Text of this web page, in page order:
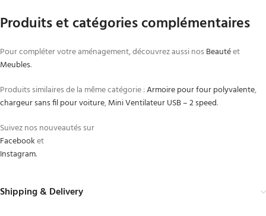
Produits et catégories complémentaires
Pour compléter votre aménagement, découvrez aussi nosBeautéet
Meubles.
Produits similaires de la même catégorie :Armoire pour four polyvalente,
chargeur sans fil pour voiture,Mini Ventilateur USB – 2 speed.
Suivez nos nouveautés sur
Facebooket
Instagram.
Shipping & Delivery